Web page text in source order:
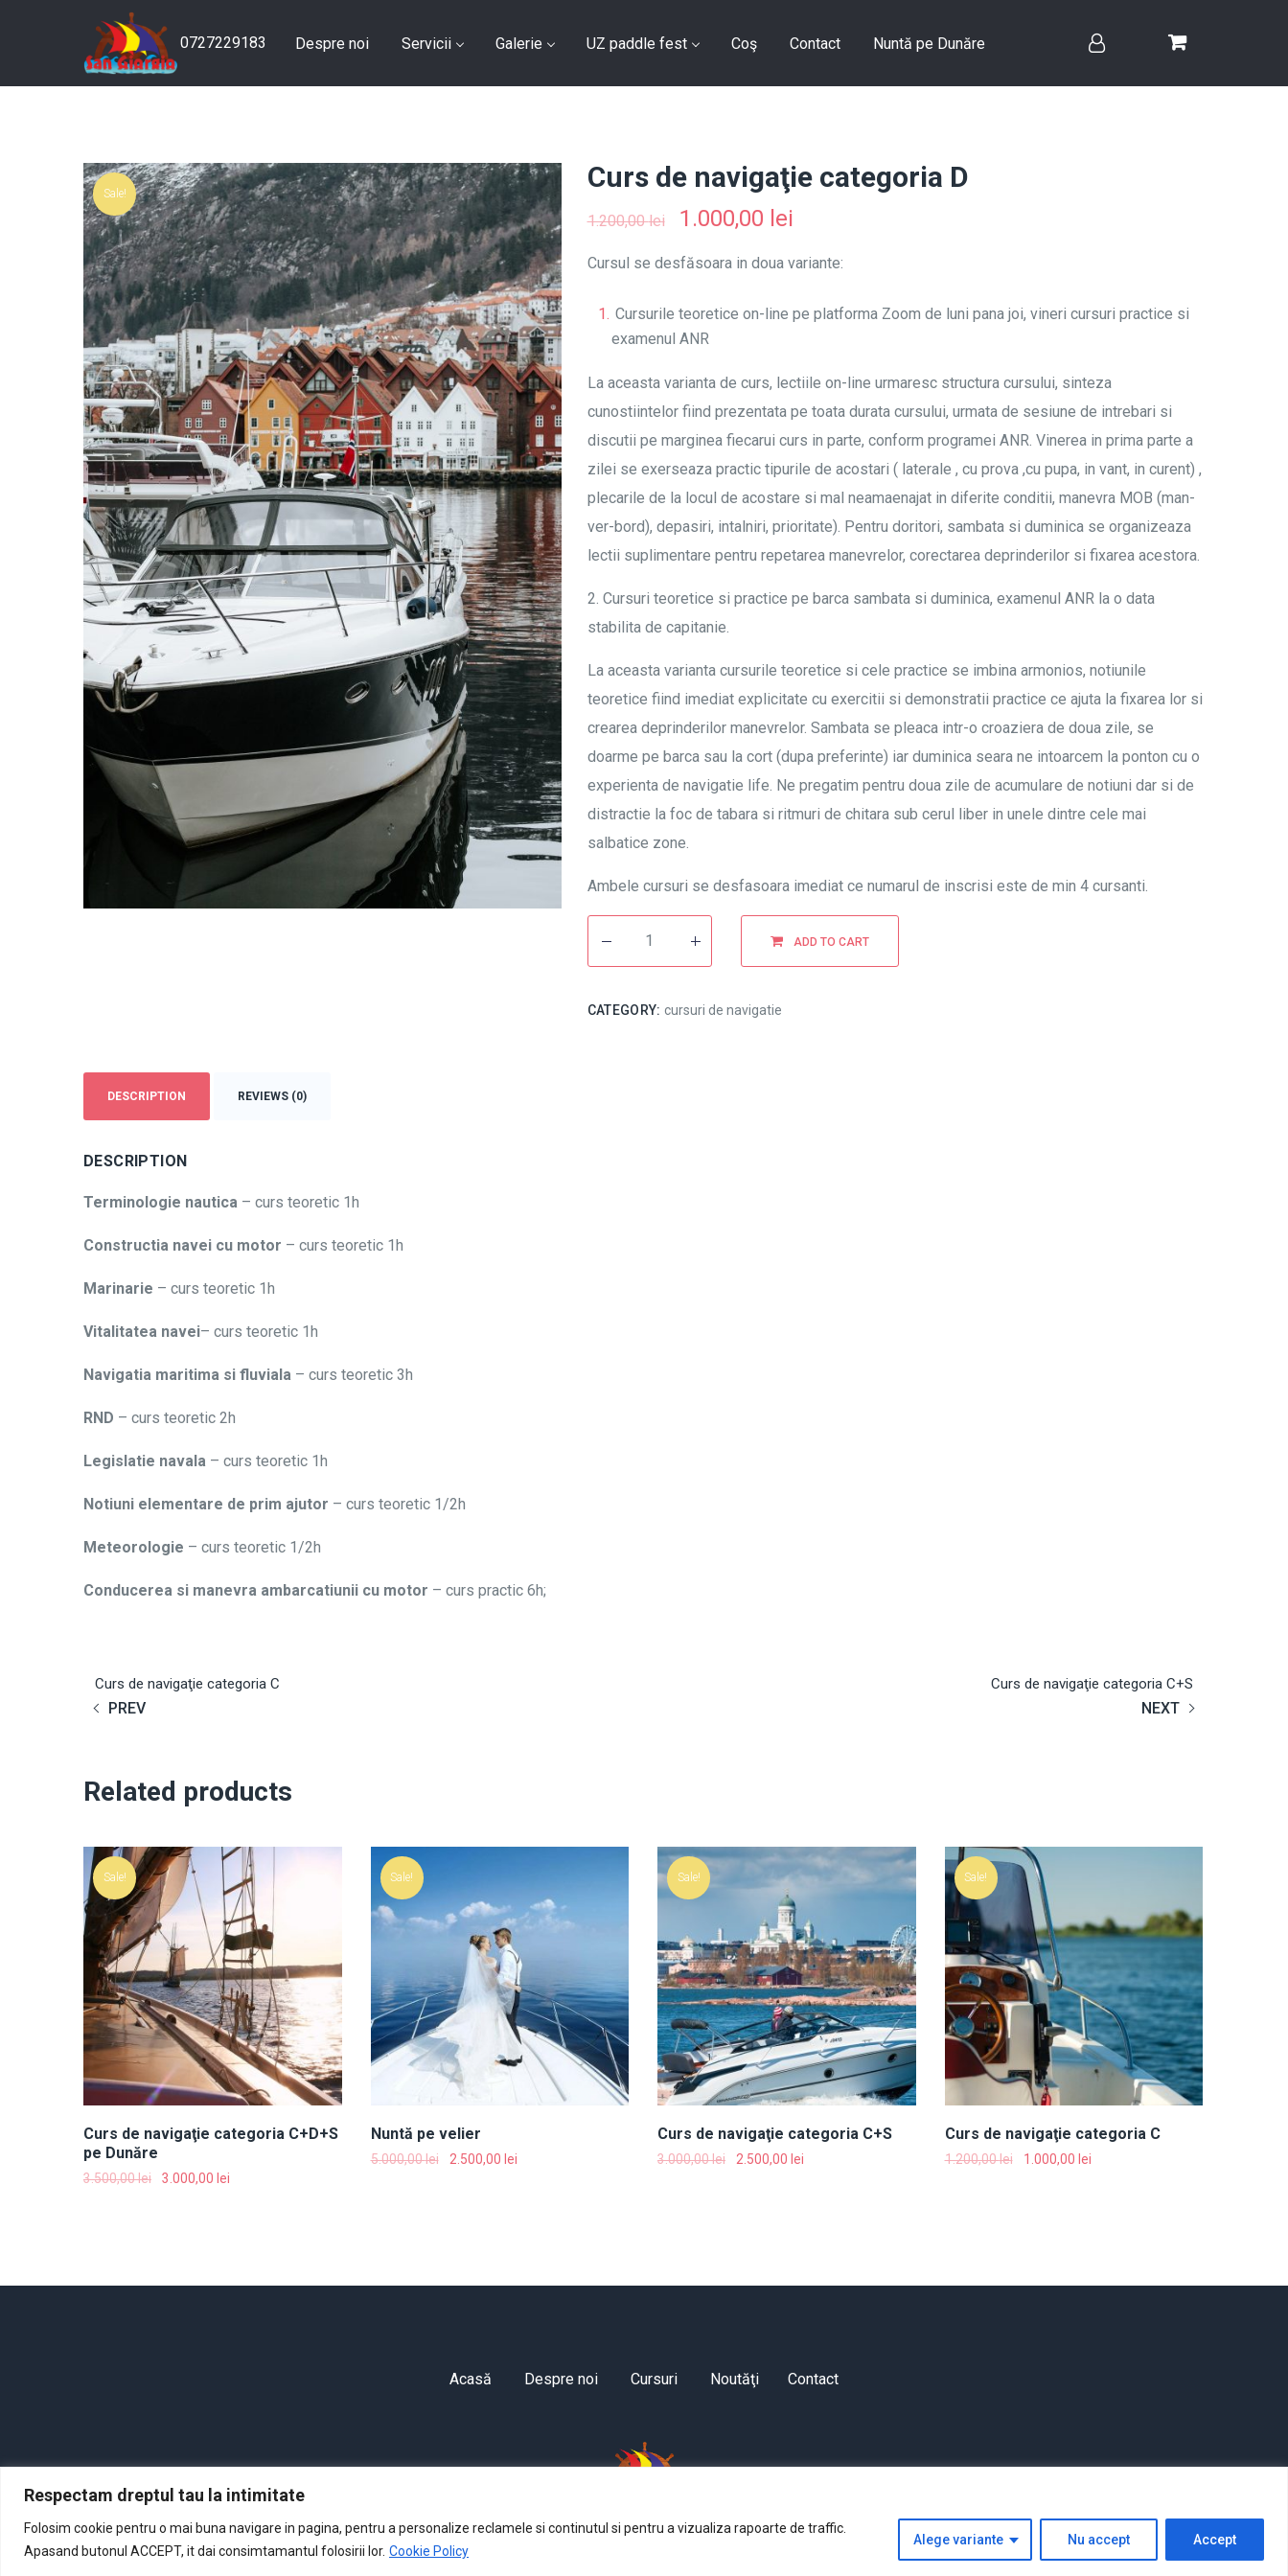
Respectam dreptul tau la intimitate
Folosim cookie pentru o mai buna navigare in pagina, pentru a personalize reclamele si continutul si pentru a vizualiza rapoarte de traffic.
Apasand butonul ACCEPT, it dai consimtamantul folosirii lor. Cookie Policy
Alege variante Nu accept Accept
0727229183 Despre noi Servicii Galerie UZ paddle fest Coş Contact Nuntă pe Dunăre
Sale! Curs de navigaţie categoria D
1.200,00lei 1.000,00 lei
Cursul se desfăsoara in doua variante:
Cursurile teoretice on-line pe platforma Zoom de luni pana joi, vineri cursuri practice si
examenul ANR
La aceasta varianta de curs, lectiile on-line urmaresc structura cursului, sinteza
cunostiintelor fiind prezentata pe toata durata cursului, urmata de sesiune de intrebari si
discutii pe marginea fiecarui curs in parte, conform programei ANR. Vinerea in prima parte a
zilei se exerseaza practic tipurile de acostari ( laterale , cu prova ,cu pupa, in vant, in curent) ,
plecarile de la locul de acostare si mal neamaenajat in diferite conditii, manevra MOB (man-
ver-bord), depasiri, intalniri, prioritate). Pentru doritori, sambata si duminica se organizeaza
lectii suplimentare pentru repetarea manevrelor, corectarea deprinderilor si fixarea acestora.
2. Cursuri teoretice si practice pe barca sambata si duminica, examenul ANR la o data
stabilita de capitanie.
La aceasta varianta cursurile teoretice si cele practice se imbina armonios, notiunile
teoretice fiind imediat explicitate cu exercitii si demonstratii practice ce ajuta la fixarea lor si
crearea deprinderilor manevrelor. Sambata se pleaca intr-o croaziera de doua zile, se
doarme pe barca sau la cort (dupa preferinte) iar duminica seara ne intoarcem la ponton cu o
experienta de navigatie life. Ne pregatim pentru doua zile de acumulare de notiuni dar si de
distractie la foc de tabara si ritmuri de chitara sub cerul liber in unele dintre cele mai
salbatice zone.
Ambele cursuri se desfasoara imediat ce numarul de inscrisi este de min 4 cursanti.
ADD TO CART
CATEGORY: cursuri de navigatie
DESCRIPTION REVIEWS (0)
DESCRIPTION
Terminologie nautica – curs teoretic 1h
Constructia navei cu motor – curs teoretic 1h
Marinarie – curs teoretic 1h
Vitalitatea navei– curs teoretic 1h
Navigatia maritima si fluviala – curs teoretic 3h
RND – curs teoretic 2h
Legislatie navala – curs teoretic 1h
Notiuni elementare de prim ajutor – curs teoretic 1/2h
Meteorologie – curs teoretic 1/2h
Conducerea si manevra ambarcatiunii cu motor – curs practic 6h;
Curs de navigaţie categoria C
PREV
Curs de navigaţie categoria C+S
NEXT
Related products
Sale!
Curs de navigaţie categoria C+D+S
pe Dunăre
3.500,00lei 3.000,00 lei
Sale!
Nuntă pe velier
5.000,00lei 2.500,00 lei
Sale!
Curs de navigaţie categoria C+S
3.000,00lei 2.500,00 lei
Sale!
Curs de navigaţie categoria C
1.200,00lei 1.000,00 lei
Acasă Despre noi Cursuri Noutăţi Contact